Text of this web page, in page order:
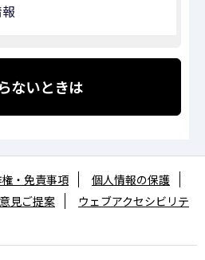
ないときは
・免責事項
個人情報の保護
見ご提案
ウェブアクセシビリテ